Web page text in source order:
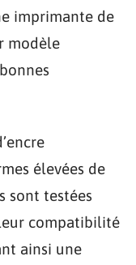
imprimante de
modèle
élevées de
sont testées
compatibilité
ainsi une